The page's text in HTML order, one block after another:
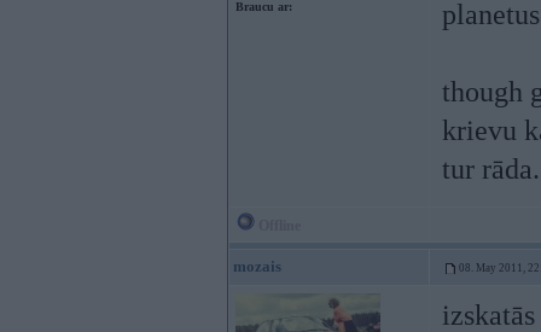
Braucu ar:
though
krievu
tur rāda.
mozais 08. May 2011,